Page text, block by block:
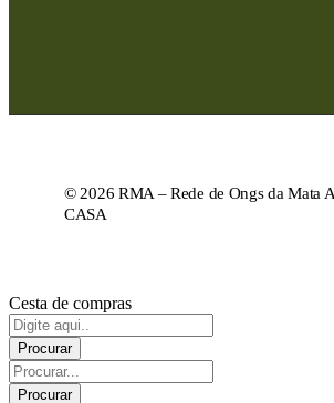
© 2026 RMA – Rede de Ongs da Mata
CASA
Cesta de compras